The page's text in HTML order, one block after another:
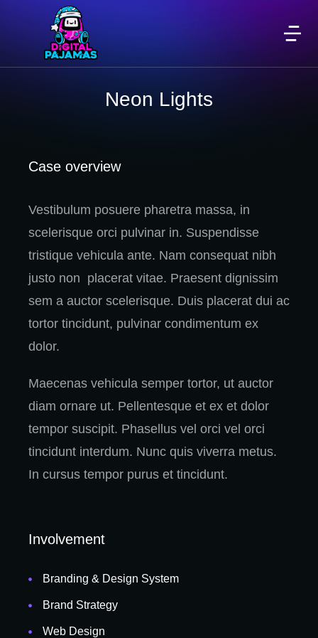
Neon Lights
Case overview
Vestibulum posuere pharetra massa, in
scelerisque orci pulvinar in. Suspendisse
tristique vehicula ante. Nam consequat nibh
justo non placerat vitae. Praesent dignissim
sem a auctor scelerisque. Duis placerat dui ac
tortor tincidunt, pulvinar condimentum ex
dolor.
Maecenas vehicula semper tortor, ut auctor
diam ornare ut. Pellentesque et ex et dolor
tempor suscipit. Phasellus vel orci vel orci
tincidunt interdum. Nunc quis viverra metus.
In cursus tempor purus et tincidunt.
Involvement
Branding & Design System
Brand Strategy
Web Design